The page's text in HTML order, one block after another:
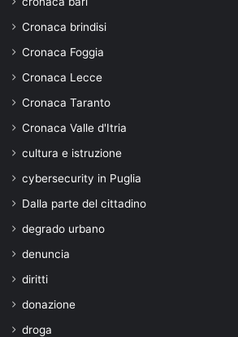
Cronaca brindisi
Cronaca Foggia
Cronaca Lecce
Cronaca Taranto
Cronaca Valle d'Itria
cultura e istruzione
cybersecurity in Puglia
Dalla parte del cittadino
degrado urbano
denuncia
diritti
donazione
droga